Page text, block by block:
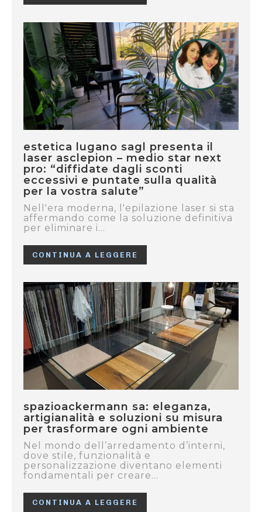
estetica lugano sagl presenta il
laser asclepion – medio star next
pro: “diffidate dagli sconti
eccessivi e puntate sulla qualità
per la vostra salute”
Nell'era moderna, l'epilazione laser si sta
affermando come la soluzione definitiva
per eliminare i...
CONTINUA A LEGGERE
spazioackermann sa: eleganza,
artigianalità e soluzioni su misura
per trasformare ogni ambiente
Nel mondo dell’arredamento d’interni,
dove stile, funzionalità e
personalizzazione diventano elementi
fondamentali per creare...
CONTINUA A LEGGERE